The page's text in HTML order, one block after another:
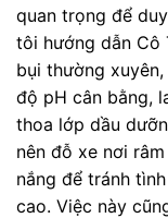
quan trọng để
tôi hướng dẫn Cô
bụi thường
độ pH cân bằng,
thoa lớp dầu
nên đỗ xe nơi
nắng để tránh
cao. Việc này